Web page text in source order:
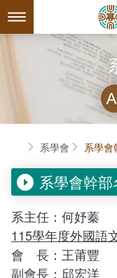
到
要
最新消息
關於本系
系主任介紹
設備支援
連絡系辦
師資陣容
課程規劃
課程資訊
授課大綱
教材資訊
互動服務
檔案下載
學習輔導資源
系學會
組織章程
回空大首頁
首頁系學會 系學會
系學會幹部
系主任：何妤蓁
115學年度外國語
會 長：王莆豐
副會長：邱宏洋